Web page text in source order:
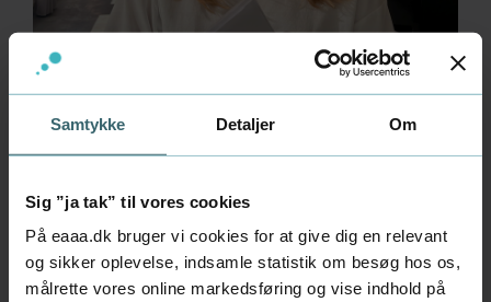
Samtykke Detaljer Om
Sig ”ja tak” til vores cookies
På eaaa.dk bruger vi cookies for at give dig en relevant
og sikker oplevelse, indsamle statistik om besøg hos os,
målrette vores online markedsføring og vise indhold på
Praktik gav Anna
selvtillid og jobtilbud
I sin praktik hos Derma Space har Anna formet